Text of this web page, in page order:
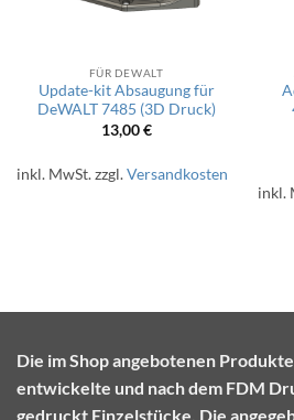
FÜR DEWALT
Update-kit Absaugung für
DeWALT 7485 (3D Druck)
13,00€
inkl. MwSt.zzgl.Versandkosten
inkl.
Die im Shop angebotenen
entwickelte und nach dem FDM
gedruckt Einzelstücke. Die